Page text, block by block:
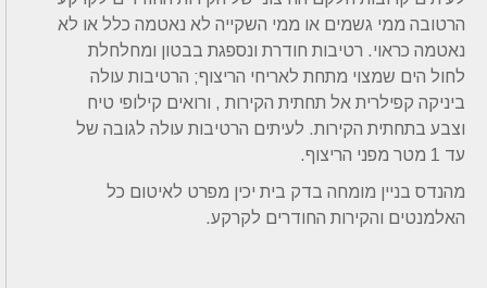
הרטובה ממי גשמים או ממי השקייה לא נאטמה כלל או לא
נאטמה כראוי. רטיבות חודרת ונספגת בבטון ומחלחלת
לחול הים שמצוי מתחת לאריחי הריצוף; הרטיבות עולה
ביניקה קפילרית אל תחתית הקירות , ורואים קילופי טיח
וצבע בתחתית הקירות. לעיתים הרטיבות עולה לגובה של
עד 1 מטר מפני הריצוף.
מהנדס בניין מומחה בדק בית יכין מפרט לאיטום כל
האלמנטים והקירות החודרים לקרקע.